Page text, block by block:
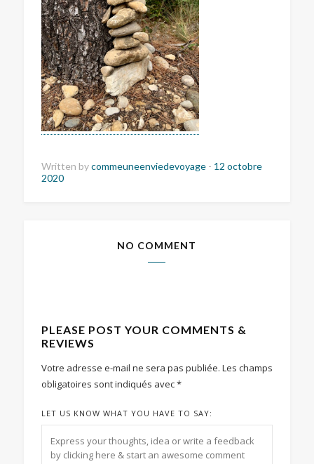
Written bycommeuneenviedevoyage - 12 octobre
2020
NO COMMENT
PLEASE POST YOUR COMMENTS &
REVIEWS
Votre adresse e-mail ne sera pas publiée. Les champs
obligatoires sont indiqués avec*
LET US KNOW WHAT YOU HAVE TO SAY: